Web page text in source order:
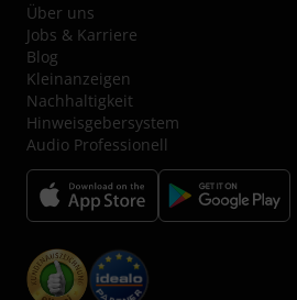
Über uns
Jobs & Karriere
Blog
Kleinanzeigen
Nachhaltigkeit
Hinweisgebersystem
Audio Professionell